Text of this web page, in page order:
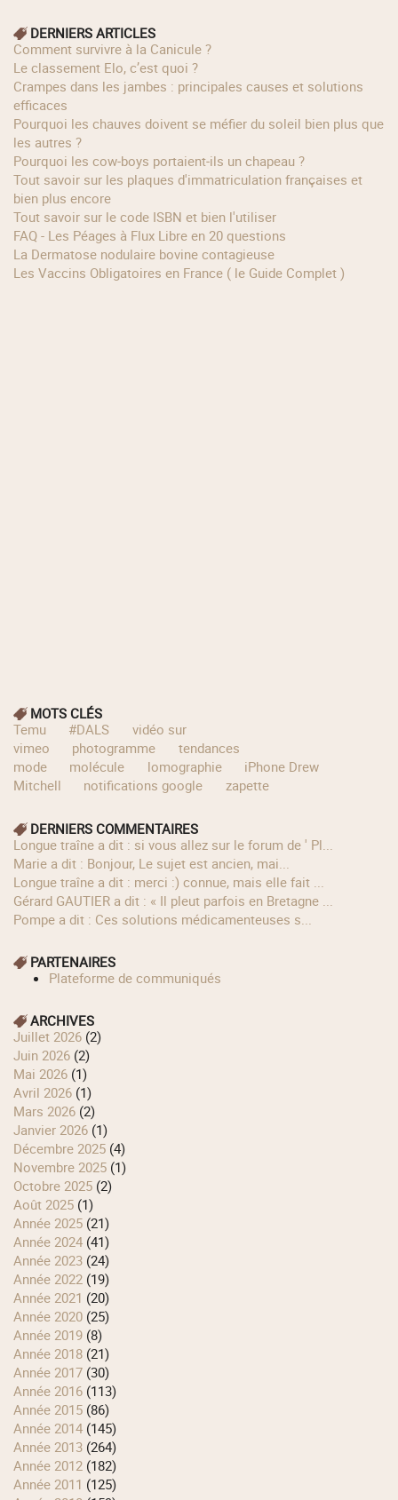
DERNIERS ARTICLES
Comment survivre à la Canicule ?
Le classement Elo, c’est quoi ?
Crampes dans les jambes : principales causes et solutions
efficaces
Pourquoi les chauves doivent se méfier du soleil bien plus que
les autres ?
Pourquoi les cow‑boys portaient‑ils un chapeau ?
Tout savoir sur les plaques d'immatriculation françaises et
bien plus encore
Tout savoir sur le code ISBN et bien l'utiliser
FAQ - Les Péages à Flux Libre en 20 questions
La Dermatose nodulaire bovine contagieuse
Les Vaccins Obligatoires en France ( le Guide Complet )
MOTS CLÉS
Temu
#DALS
vidéo sur
vimeo
photogramme
tendances
mode
molécule lomographie
iPhone Drew
Mitchell
notifications google zapette
DERNIERS COMMENTAIRES
longue traîne a dit : si vous allez sur le forum de ' Pl...
Marie a dit : Bonjour, Le sujet est ancien, mai...
longue traîne a dit : merci :) connue, mais elle fait ...
Gérard GAUTIER a dit : « Il pleut parfois en Bretagne ...
Pompe a dit : Ces solutions médicamenteuses s...
PARTENAIRES
Plateforme de communiqués
ARCHIVES
juillet 2026 (2)
juin 2026 (2)
mai 2026 (1)
avril 2026 (1)
mars 2026 (2)
janvier 2026 (1)
décembre 2025 (4)
novembre 2025 (1)
octobre 2025 (2)
août 2025 (1)
année 2025 (21)
année 2024 (41)
année 2023 (24)
année 2022 (19)
année 2021 (20)
année 2020 (25)
année 2019 (8)
année 2018 (21)
année 2017 (30)
année 2016 (113)
année 2015 (86)
année 2014 (145)
année 2013 (264)
année 2012 (182)
année 2011 (125)